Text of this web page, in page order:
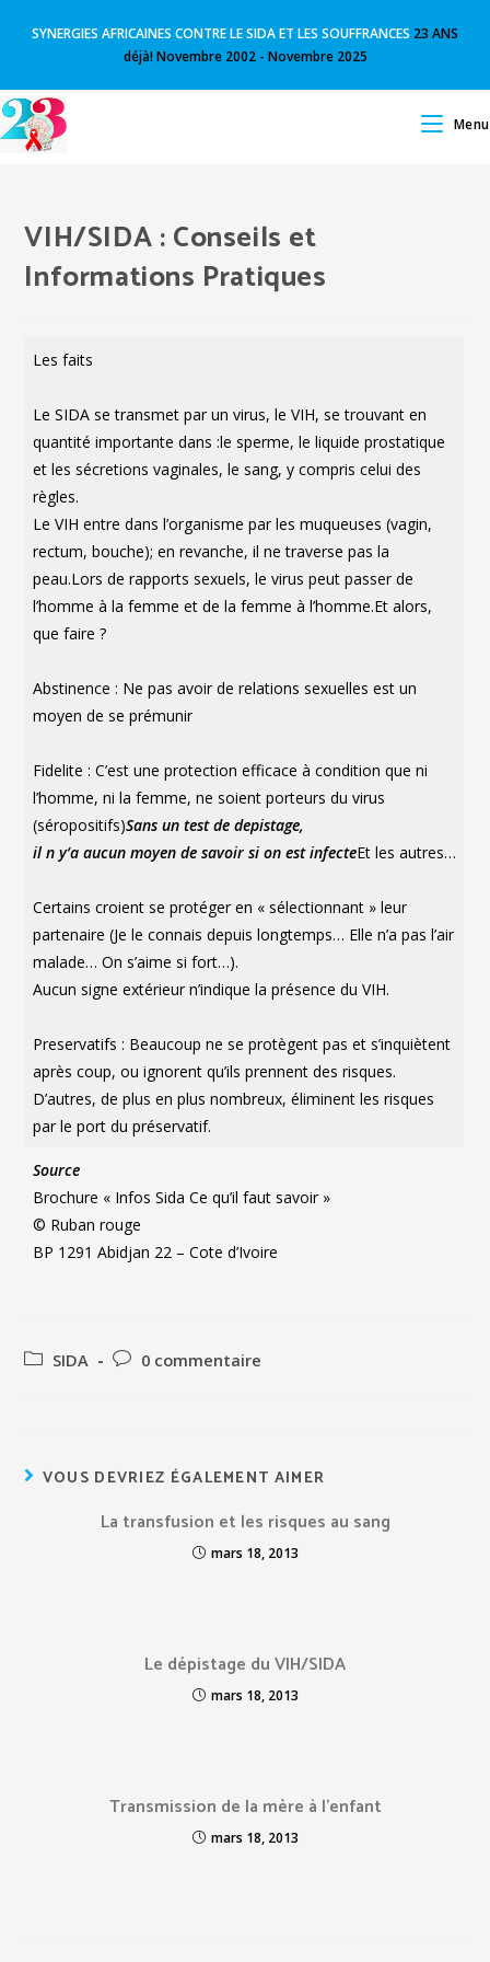
SYNERGIES AFRICAINES CONTRE LE SIDA ET LES SOUFFRANCES 23 ANS
déjà! Novembre 2002 - Novembre 2025
Menu
VIH/SIDA : Conseils et
Informations Pratiques
Les faits
Le SIDA se transmet par un virus, le VIH, se trouvant en
quantité importante dans :le sperme, le liquide prostatique
et les sécretions vaginales, le sang, y compris celui des
règles.
Le VIH entre dans l’organisme par les muqueuses (vagin,
rectum, bouche); en revanche, il ne traverse pas la
peau.Lors de rapports sexuels, le virus peut passer de
l’homme à la femme et de la femme à l’homme.Et alors,
que faire ?
Abstinence : Ne pas avoir de relations sexuelles est un
moyen de se prémunir
Fidelite : C’est une protection efficace à condition que ni
l’homme, ni la femme, ne soient porteurs du virus
(séropositifs)Sans un test de depistage,
il n y’a aucun moyen de savoir si on est infecteEt les autres…
Certains croient se protéger en « sélectionnant » leur
partenaire (Je le connais depuis longtemps… Elle n’a pas l’air
malade… On s’aime si fort…).
Aucun signe extérieur n’indique la présence du VIH.
Preservatifs : Beaucoup ne se protègent pas et s’inquiètent
après coup, ou ignorent qu’ils prennent des risques.
D’autres, de plus en plus nombreux, éliminent les risques
par le port du préservatif.
Source
Brochure « Infos Sida Ce qu’il faut savoir »
© Ruban rouge
BP 1291 Abidjan 22 – Cote d’Ivoire
SIDA 0 commentaire
VOUS DEVRIEZ ÉGALEMENT AIMER
La transfusion et les risques au sang
mars 18, 2013
Le dépistage du VIH/SIDA
mars 18, 2013
Transmission de la mère à l’enfant
mars 18, 2013